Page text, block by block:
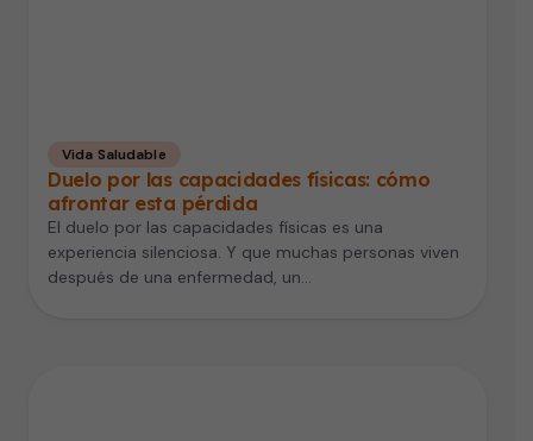
Vida Saludable
Duelo por las capacidades físicas: cómo
afrontar esta pérdida
El duelo por las capacidades físicas es una
experiencia silenciosa. Y que muchas personas viven
después de una enfermedad, un…